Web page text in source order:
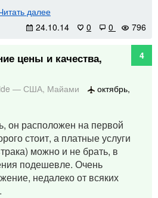
далее
24.10.14
0 0 796
цены и качества,
4
— США, Майами
октябрь,
он расположен на первой
стоит, а платные услуги
можно и не брать, в
подешевле. Очень
недалеко от всяких